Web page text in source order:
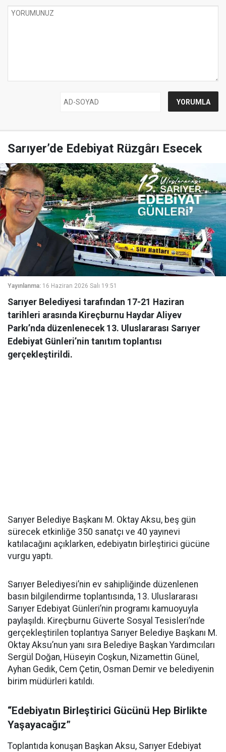
Sarıyer’de Edebiyat Rüzgârı Esecek
Yayınlanma: 16 Haziran 2026 Salı 19:51
Sarıyer Belediyesi tarafından 17-21 Haziran
tarihleri arasında Kireçburnu Haydar Aliyev
Parkı’nda düzenlenecek 13. Uluslararası Sarıyer
Edebiyat Günleri’nin tanıtım toplantısı
gerçekleştirildi.
Sarıyer Belediye Başkanı M. Oktay Aksu, beş gün
sürecek etkinliğe 350 sanatçı ve 40 yayınevi
katılacağını açıklarken, edebiyatın birleştirici gücüne
vurgu yaptı.
Sarıyer Belediyesi’nin ev sahipliğinde düzenlenen
basın bilgilendirme toplantısında, 13. Uluslararası
Sarıyer Edebiyat Günleri’nin programı kamuoyuyla
paylaşıldı. Kireçburnu Güverte Sosyal Tesisleri’nde
gerçekleştirilen toplantıya Sarıyer Belediye Başkanı M.
Oktay Aksu’nun yanı sıra Belediye Başkan Yardımcıları
Sergül Doğan, Hüseyin Coşkun, Nizamettin Günel,
Ayhan Gedik, Cem Çetin, Osman Demir ve belediyenin
birim müdürleri katıldı.
“Edebiyatın Birleştirici Gücünü Hep Birlikte
Yaşayacağız”
Toplantıda konuşan Başkan Aksu, Sarıyer Edebiyat